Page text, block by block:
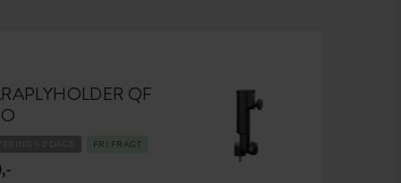
QF
1-2 DAGE FRI FRAGT